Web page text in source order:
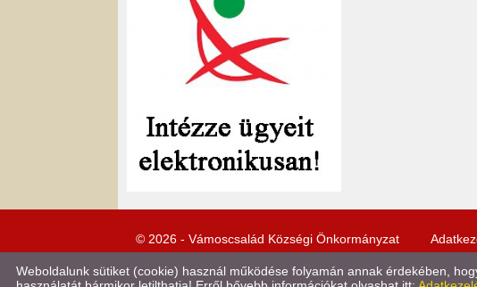
© 2026 - Vámoscsalád Községi Önkormányzat
Weboldalunk sütiket (cookie) használ működése folyamán annak érdekében,